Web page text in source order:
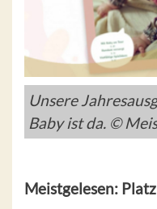
Unsere
Baby ist da. ©
Meistgelesen: